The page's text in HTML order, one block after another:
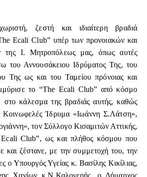
ζεστή και ιδιαίτερη βραδιά
Ecali Club” υπέρ των προνοιακών και
της Ι. Μητροπόλεως μας, όπως αυτές
του Αννουσάκειου Ιδρύματος Της, του
Της ως και του Ταμείου πρόνοιας και
το “The Ecali Club” από κόσμο
στο κάλεσμα της βραδιάς αυτής, καθώς
Κοινωφελές Ίδρυμα «Ιωάννη Σ.Λάτση»,
τον Σύλλογο Κισαμιτών Αττικής,
Club”, ως και πλήθος κόσμου που
και ζέστανε, με την συμμετοχή του, την
ο Υπουργός Υγείας κ. Βασίλης Κικίλιας,
Χανίων κ.Ν.Καλογερής, ο Δήμαρχος